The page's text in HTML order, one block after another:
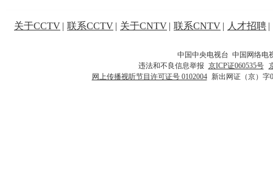
关于CCTV | 联系CCTV | 关于CNTV | 联系CNTV | 人才招聘 |
中国中央电视台 中国网络电
违法和不良信息举报 京ICP证060535号
网上传播视听节目许可证号 0102004 新出网证（京）